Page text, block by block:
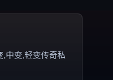
,中变,轻变传奇私